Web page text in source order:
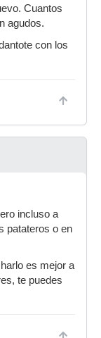
Cuantos
agudos.
con los
incluso a
patateros o en
es mejor a
te puedes